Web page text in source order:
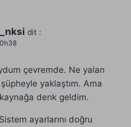
dit :
çevremde. Ne yalan
yaklaştım. Ama
denk geldim.
ayarlarını doğru